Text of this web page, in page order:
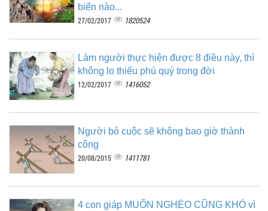
biển nào...
27/02/2017 1820524
Làm người thực hiện được 8 điều này, thì
không lo thiếu phú quý trong đời
12/02/2017 1416052
Người bỏ cuộc sẽ không bao giờ thành
công
20/08/2015 1411781
4 con giáp MUỐN NGHÈO CŨNG KHÓ vì